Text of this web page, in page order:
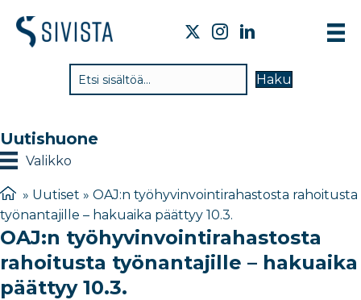
Haku
Uutishuone
Valikko
» Uutiset » OAJ:n työhyvinvointirahastosta rahoitusta
työnantajille – hakuaika päättyy 10.3.
OAJ:n työhyvinvointirahastosta
rahoitusta työnantajille – hakuaika
päättyy 10.3.